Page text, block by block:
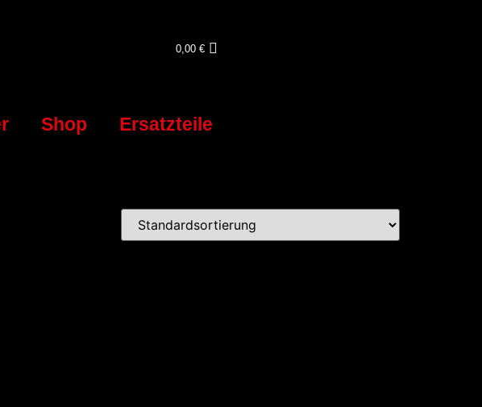
0,00 €
Shop Ersatzteile